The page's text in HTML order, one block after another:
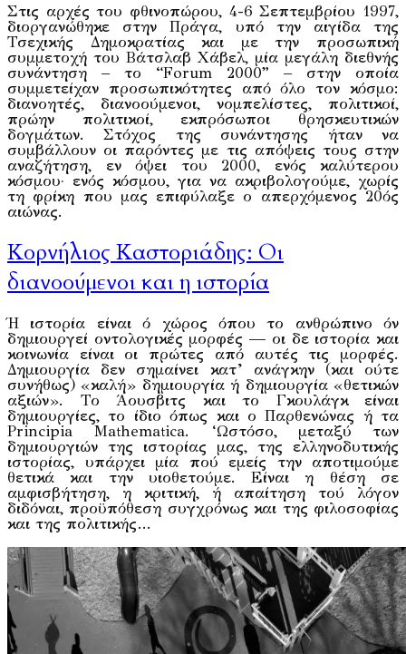
Στις αρχές του φθινοπώρου, 4-6 Σεπτεμβρίου 1997,
διοργανώθηκε στην Πράγα, υπό την αιγίδα της
Τσεχικής Δημοκρατίας και με την προσωπική
συμμετοχή του Bάτσλαβ Xάβελ, μία μεγάλη διεθνής
συνάντηση – το “Forum 2000” – στην οποία
συμμετείχαν προσωπικότητες από όλο τον κόσμο:
διανοητές, διανοούμενοι, νομπελίστες, πολιτικοί,
πρώην πολιτικοί, εκπρόσωποι θρησκευτικών
δογμάτων. Στόχος της συνάντησης ήταν να
συμβάλλουν οι παρόντες με τις απόψεις τους στην
αναζήτηση, εν όψει του 2000, ενός καλύτερου
κόσμου· ενός κόσμου, για να ακριβολογούμε, χωρίς
τη φρίκη που μας επιφύλαξε ο απερχόμενος 20ός
αιώνας.
Κορνήλιος Καστοριάδης: Οι
διανοούμενοι και η ιστορία
Ή ιστορία είναι ό χώρος όπου το ανθρώπινο όν
δημιουργεί οντολογικές μορφές — οι δε ιστορία και
κοινωνία είναι οι πρώτες από αυτές τις μορφές.
Δημιουργία δεν σημαίνει κατ’ ανάγκην (και ούτε
συνήθως) «καλή» δημιουργία ή δημιουργία «θετικών
αξιών». Το Άουσβιτς και το Γκουλάγκ εί­ναι
δημιουργίες, το ίδιο όπως και ο Παρθενώνας ή τα
Principia Mathematica. ‘Ωστόσο, μεταξύ των
δημιουργιών της ιστορίας μας, της ελληνοδυτικής
ιστορίας, υπάρχει μία πού εμείς την αποτιμούμε
θετικά και την υιοθετούμε. Είναι η θέση σε
αμφισβήτηση, η κριτι­κή, ή απαίτηση τού λόγον
διδόναι, προϋπόθεση συγχρόνως και της φιλοσοφίας
και της πολιτικής…